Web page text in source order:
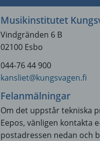
Musikinstitutet
Vindgränden 6 B
02100 Esbo
044-76 44 900
kansliet@kungsvagen.fi
Felanmälningar
Om det uppstår tekniska
Eepos, vänligen kontakta
postadressen nedan och